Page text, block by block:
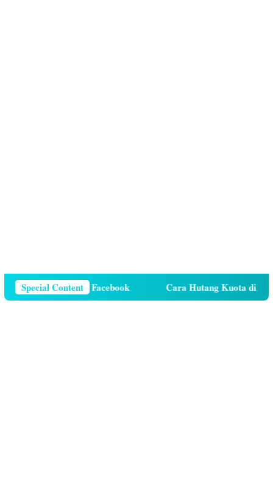
Special Content
Di Facebook Cara Hutang Kuota di Telkomsel